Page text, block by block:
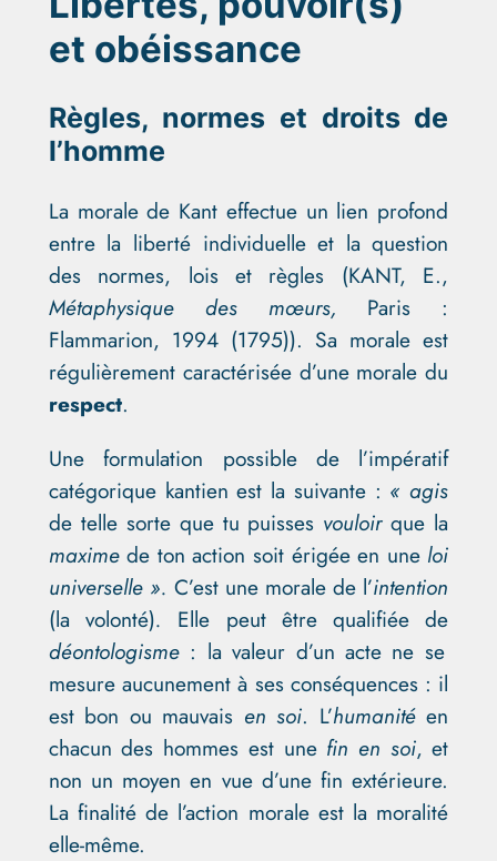
et obéissance
Règles, normes et droits de
l’homme
La morale de Kant effectue un lien profond
entre la liberté individuelle et la question
des normes, lois et règles (KANT, E.,
Métaphysique des mœurs, Paris :
Flammarion, 1994 (1795)). Sa morale est
régulièrement caractérisée d’une morale du
respect.
Une formulation possible de l’impératif
catégorique kantien est la suivante : « agis
de telle sorte que tu puisses vouloirque la
maximede ton action soit érigée en une loi
universelle ». C’est une morale de l’intention
(la volonté). Elle peut être qualifiée de
déontologisme : la valeur d’un acte ne se
mesure aucunement à ses conséquences : il
est bon ou mauvais en soi. L’humanitéen
chacun des hommes est une fin en soi, et
non un moyen en vue d’une fin extérieure.
La finalité de l’action morale est la moralité
elle-même.